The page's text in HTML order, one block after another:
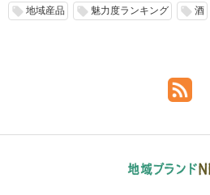
local_offer 地域産品 local_offer 魅力度ランキング local_offer 酒